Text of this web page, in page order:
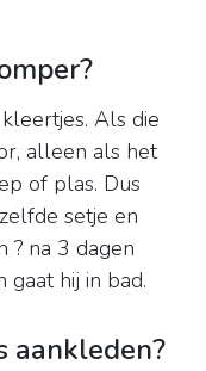
Als die
alleen als het
of plas. Dus
setje en
? na 3 dagen
hij in bad.
aankleden?